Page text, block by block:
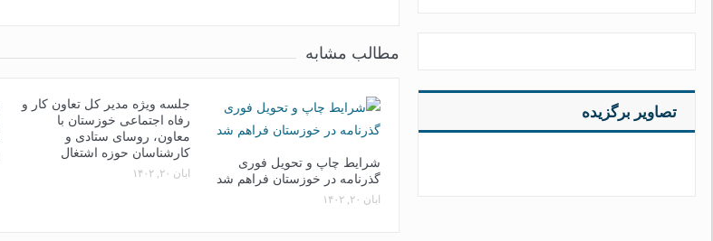
مطالب مشابه
شرایط چاپ و تحویل فوری
گذرنامه در خوزستان فراهم شد
آبان ۲۰, ۱۴۰۲
جلسه ویژه مدیر کل تعاون کار و
رفاه اجتماعی خوزستان با
معاون، روسای ستادی و
کارشناسان حوزه اشتغال
آبان ۲۰, ۱۴۰۲
تصاویر برگزیده